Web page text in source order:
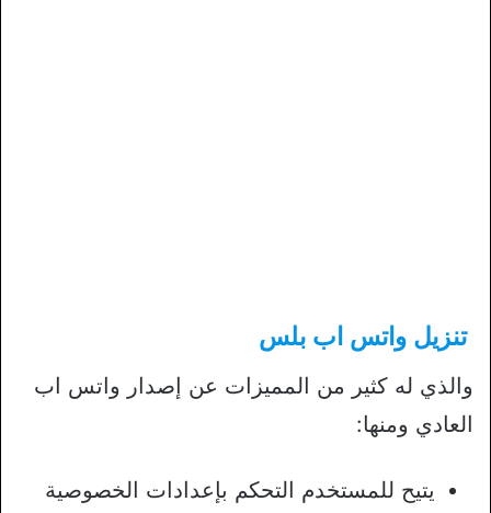
تنزيل واتس اب بلس
والذي له كثير من المميزات عن إصدار واتس اب
العادي ومنها:
يتيح للمستخدم التحكم بإعدادات الخصوصية